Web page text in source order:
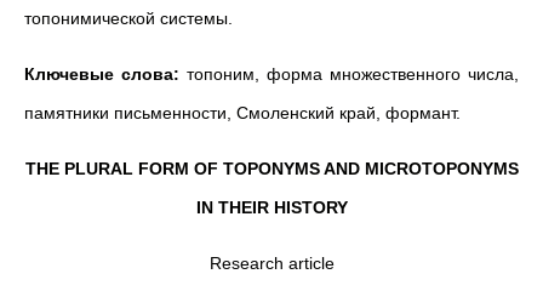
топонимической системы.
Ключевые слова: топоним, форма множественного числа,
памятники письменности, Смоленский край, формант.
THE PLURAL FORM OF TOPONYMS AND MICROTOPONYMS
IN THEIR HISTORY
Research article